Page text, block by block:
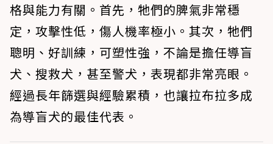
格與能力有關。首先，牠們的脾氣非常穩
定，攻擊性低，傷人機率極小。其次，牠們
聰明、好訓練，可塑性強，不論是擔任導盲
犬、搜救犬，甚至警犬，表現都非常亮眼。
經過長年篩選與經驗累積，也讓拉布拉多成
為導盲犬的最佳代表。